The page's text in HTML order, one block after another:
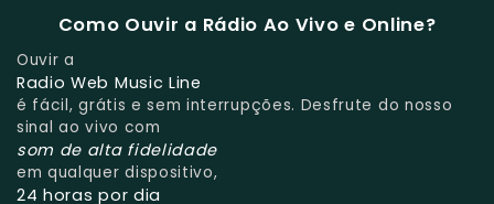
Como Ouvir a Rádio Ao Vivo e Online?
Ouvir a
Radio Web Music Line
é fácil, grátis e sem interrupções. Desfrute do nosso
sinal ao vivo com
som de alta fidelidade
em qualquer dispositivo,
24 horas por dia